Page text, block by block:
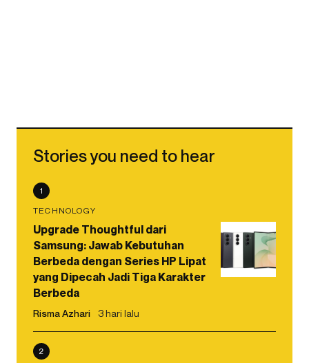
Stories you need to hear
1
TECHNOLOGY
Upgrade Thoughtful dari
Samsung: Jawab Kebutuhan
Berbeda dengan Series HP Lipat
yang Dipecah Jadi Tiga Karakter
Berbeda
Risma Azhari 3 hari lalu
2